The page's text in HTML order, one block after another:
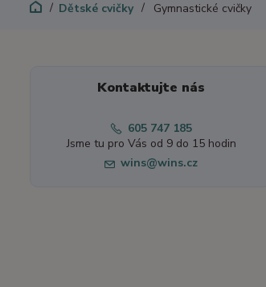
Dětské cvičky Gymnastické cvičky
Kontaktujte nás
605 747 185
Jsme tu pro Vás od 9 do 15 hodin
wins@wins.cz